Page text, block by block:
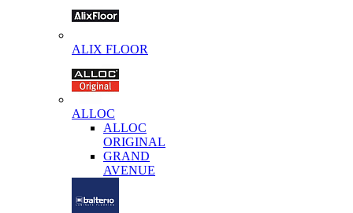
ALIX FLOOR
ALLOC
ALLOC
ORIGINAL
GRAND
AVENUE